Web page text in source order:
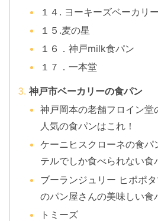
１４. ヨーキーズベーカリー
１５.麦の星
１６．神戸milk食パン
１７．一本堂
神戸市ベーカリーの食パン
神戸岡本の老舗フロイン
人気の食パンはこれ！
ケーニヒスクローネの食パ
テルでしか食べられない食
ブーランジュリー ヒポポ
のパン屋さんの美味しい食
トミーズ